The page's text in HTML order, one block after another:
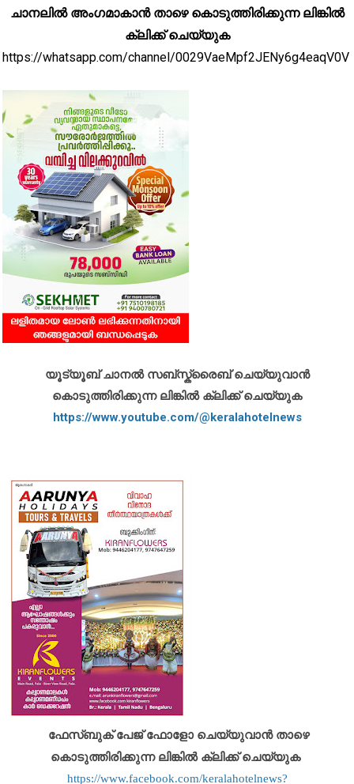
ചാനലിൽ അംഗമാകാൻ താഴെ കൊടുത്തിരിക്കുന്ന ലിങ്കിൽ
ക്ലിക്ക് ചെയ്യുക
https://whatsapp.com/channel/0029VaeMpf2JENy6g4eaqV0V
യൂട്യൂബ് ചാനൽ സബ്സ്ക്രൈബ് ചെയ്യുവാൻ
കൊടുത്തിരിക്കുന്ന ലിങ്കിൽ ക്ലിക്ക് ചെയ്യുക
https://www.youtube.com/@keralahotelnews
ഫേസ്ബുക് പേജ് ഫോളോ ചെയ്യുവാൻ താഴെ
കൊടുത്തിരിക്കുന്ന ലിങ്കിൽ ക്ലിക്ക് ചെയ്യുക
https://www.facebook.com/keralahotelnews?